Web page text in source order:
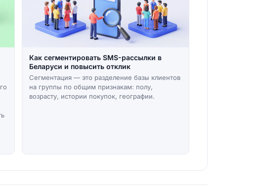
Как сегментировать SMS-рассылки в
Беларуси и повысить отклик
Сегментация — это разделение базы клиентов
на группы по общим признакам: полу,
возрасту, истории покупок, географии.